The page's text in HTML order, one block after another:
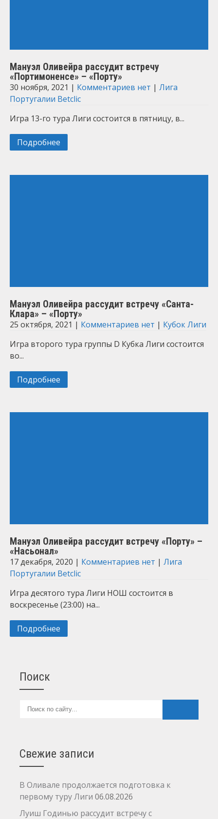
Мануэл Оливейра рассудит встречу
«Портимоненсе» – «Порту»
30 ноября, 2021 | Комментариев нет | Лига
Португалии Betclic
Игра 13-го тура Лиги состоится в пятницу, в...
Подробнее
Мануэл Оливейра рассудит встречу «Санта-
Клара» – «Порту»
25 октября, 2021 | Комментариев нет | Кубок Лиги
Игра второго тура группы D Кубка Лиги состоится
во...
Подробнее
Мануэл Оливейра рассудит встречу «Порту» –
«Насьонал»
17 декабря, 2020 | Комментариев нет | Лига
Португалии Betclic
Игра десятого тура Лиги НОШ состоится в
воскресенье (23:00) на...
Подробнее
Поиск
Свежие записи
В Оливале продолжается подготовка к
первому туру Лиги 06.08.2026
Луиш Годинью рассудит встречу с